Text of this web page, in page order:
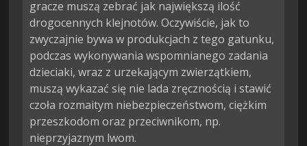
gracze muszą zebrać jak największą ilość
drogocennych klejnotów. Oczywiście, jak to
zwyczajnie bywa w produkcjach z tego gatunku,
podczas wykonywania wspomnianego zadania
dzieciaki, wraz z urzekającym zwierzątkiem,
muszą wykazać się nie lada zręcznością i stawić
czoła rozmaitym niebezpieczeństwom, ciężkim
przeszkodom oraz przeciwnikom, np.
nieprzyjaznym lwom.